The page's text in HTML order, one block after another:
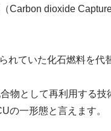
Carbon dioxide
れていた化石燃料を代
物として再利用する技
の一形態と言えます。